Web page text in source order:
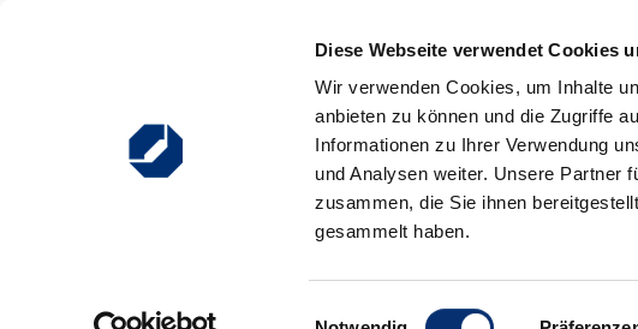
Diese Webseite verwendet Cookies
Wir verwenden Cookies, um Inhalte
anbieten zu können und die Zugriffe
Informationen zu Ihrer Verwendung
und Analysen weiter. Unsere Partner
zusammen, die Sie ihnen
gesammelt haben.
Einwilligungsauswahl
Ausblick
125 Jahre HWK